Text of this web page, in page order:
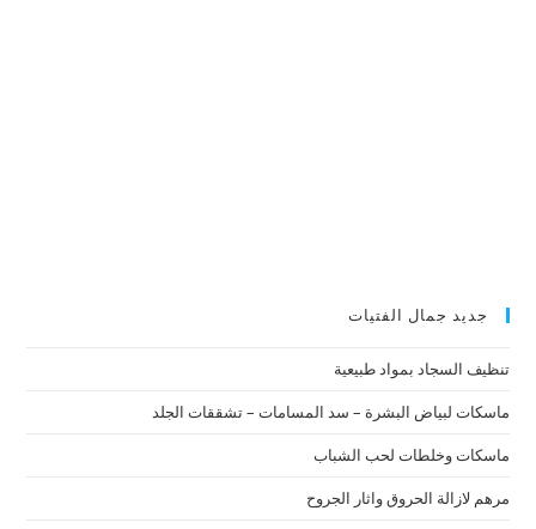
جديد جمال الفتيات
تنظيف السجاد بمواد طبيعية
ماسكات لبياض البشرة – سد المسامات – تشققات الجلد
ماسكات وخلطات لحب الشباب
مرهم لازالة الحروق واثار الجروح